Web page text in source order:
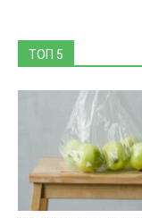
ТОП 5